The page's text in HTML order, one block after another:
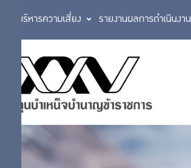
การบริหารความเสี่ยง รายงานผลการดำเนินงาน
และ
กิจกรรม
กิจกรรม
ข่าว
ประชาสัมพันธ์
สื่อเผยแพร่